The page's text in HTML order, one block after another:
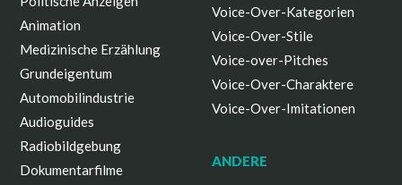
Animation
Medizinische Erzählung
Grundeigentum
Automobilindustrie
Audioguides
Radiobildgebung
Dokumentarfilme
Voice-Over-Kategorien
Voice-Over-Stile
Voice-over-Pitches
Voice-Over-Charaktere
Voice-Over-Imitationen
ANDERE